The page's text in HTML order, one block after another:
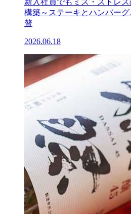
構築～ステーキとハンバー
贅
2026.06.18